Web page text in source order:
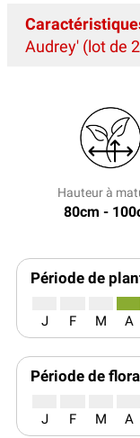
Audrey' (lot de
Hauteur à
80cm -
Période de
J F M A
Période de
J F M A